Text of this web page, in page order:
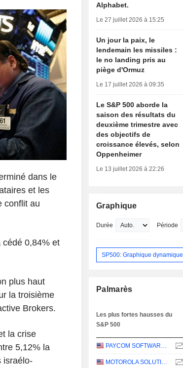
dans le
et les
conflit au
cédé 0,84% et
plus haut
la troisième
Brokers.
la crise
5,12% la
israélo-
Alphabet.
Le 27 juillet 2026 à 15:25
Un jour la paix, le
lendemain les missiles :
le no landing pris au
piège d'Ormuz
Le 17 juillet 2026 à 09:35
Le S&P 500 aborde la
saison des résultats du
deuxième trimestre avec
des objectifs de
croissance élevés, selon
Oppenheimer
Le 13 juillet 2026 à 22:26
Graphique
Durée Période
SP500: Graphique dynamique
Palmarès
Les plus fortes hausses du
S&P 500
PAYCOM SOFTWARE, INC.
MOTOROLA SOLUTIONS, INC.